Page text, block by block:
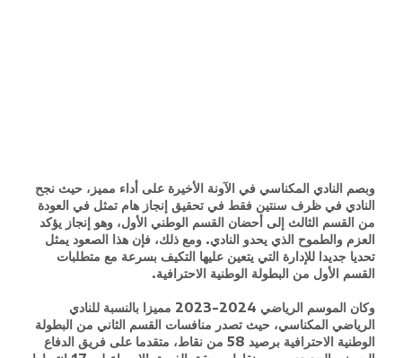
وبصم النادي المكناسي في الآونة الأخيرة على أداء مميز، حيث نجح
النادي في ظرف سنتين فقط في تحقيق إنجاز هام تمثل في العودة
من القسم الثالث إلى أحضان القسم الوطني الأول، وهو إنجاز يؤكد
العزم والطموح الذي يحدو النادي. ومع ذلك، فإن هذا الصعود يمثل
تحديا جديدا للإدارة التي يتعين عليها التكيف بسرعة مع متطلبات
القسم الأول من البطولة الوطنية الاحترافية.
وكان الموسم الرياضي 2024-2023 مميزا بالنسبة للنادي
الرياضي المكناسي، حيث تصدر منافسات القسم الثاني من البطولة
الوطنية الاحترافية برصيد 58 من نقاط، متقدما على فريق الدفاع